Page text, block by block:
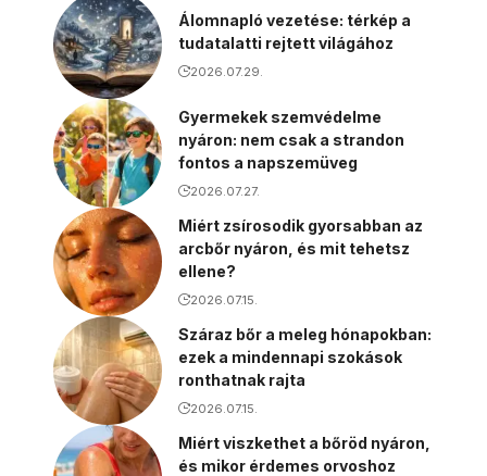
Álomnapló vezetése: térkép a
tudatalatti rejtett világához
2026.07.29.
Gyermekek szemvédelme
nyáron: nem csak a strandon
fontos a napszemüveg
2026.07.27.
Miért zsírosodik gyorsabban az
arcbőr nyáron, és mit tehetsz
ellene?
2026.07.15.
Száraz bőr a meleg hónapokban:
ezek a mindennapi szokások
ronthatnak rajta
2026.07.15.
Miért viszkethet a bőröd nyáron,
és mikor érdemes orvoshoz